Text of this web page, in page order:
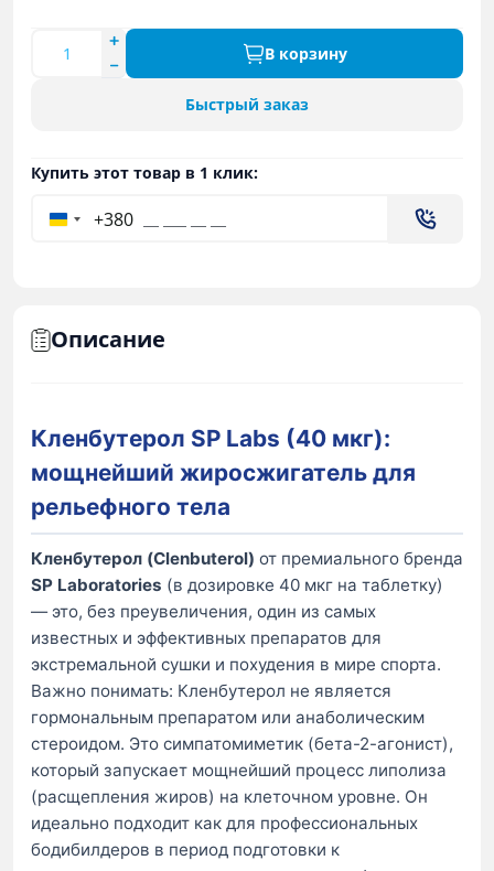
В корзину
Быстрый заказ
Купить этот товар в 1 клик:
+380
Описание
Кленбутерол SP Labs (40 мкг):
мощнейший жиросжигатель для
рельефного тела
Кленбутерол (Clenbuterol) от премиального бренда
SP Laboratories (в дозировке 40 мкг на таблетку)
— это, без преувеличения, один из самых
известных и эффективных препаратов для
экстремальной сушки и похудения в мире спорта.
Важно понимать: Кленбутерол не является
гормональным препаратом или анаболическим
стероидом. Это симпатомиметик (бета-2-агонист),
который запускает мощнейший процесс липолиза
(расщепления жиров) на клеточном уровне. Он
идеально подходит как для профессиональных
бодибилдеров в период подготовки к